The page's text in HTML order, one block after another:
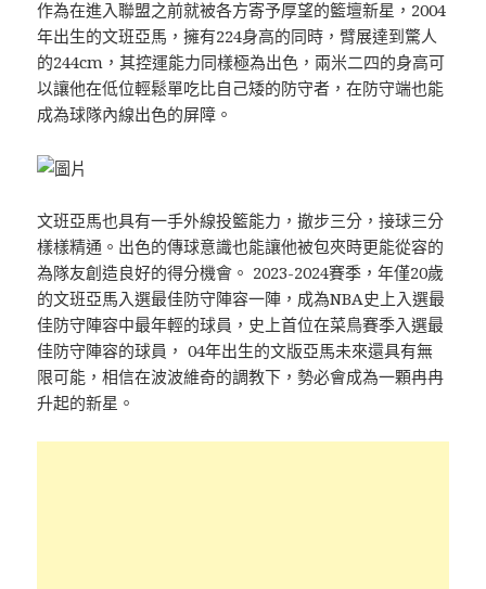
作為在進入聯盟之前就被各方寄予厚望的籃壇新星，2004
年出生的文班亞馬，擁有224身高的同時，臂展達到驚人
的244cm，其控運能力同樣極為出色，兩米二四的身高可
以讓他在低位輕鬆單吃比自己矮的防守者，在防守端也能
成為球隊內線出色的屏障。
文班亞馬也具有一手外線投籃能力，撤步三分，接球三分
樣樣精通。出色的傳球意識也能讓他被包夾時更能從容的
為隊友創造良好的得分機會。 2023-2024賽季，年僅20歲
的文班亞馬入選最佳防守陣容一陣，成為NBA史上入選最
佳防守陣容中最年輕的球員，史上首位在菜鳥賽季入選最
佳防守陣容的球員， 04年出生的文版亞馬未來還具有無
限可能，相信在波波維奇的調教下，勢必會成為一顆冉冉
升起的新星。